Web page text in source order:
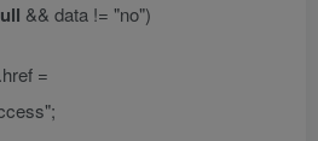
&& data != "no")
=
;